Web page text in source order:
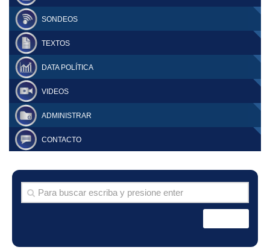
SONDEOS
TEXTOS
DATA POLÍTICA
VIDEOS
ADMINISTRAR
CONTACTO